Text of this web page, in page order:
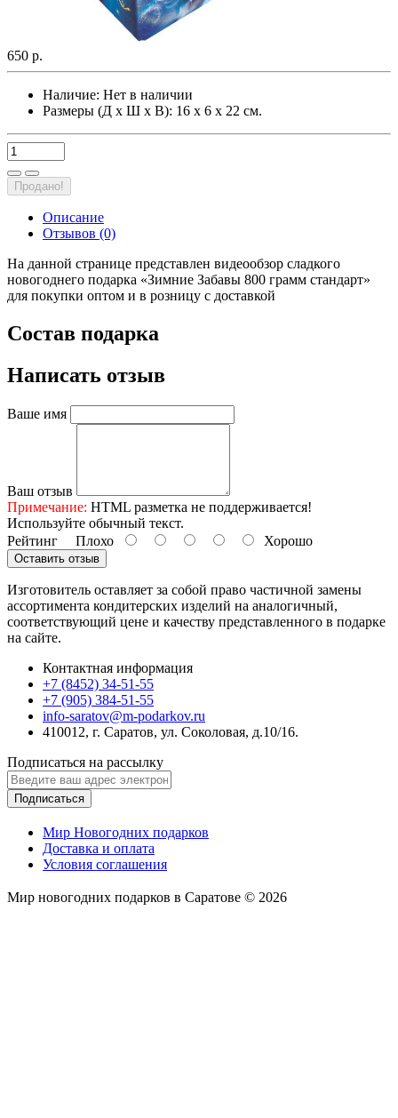
650 р.
Наличие: Нет в наличии
Размеры (Д х Ш х В): 16 х 6 х 22 см.
Продано!
Описание
Отзывов (0)
На данной странице представлен видеообзор сладкого
новогоднего подарка «Зимние Забавы 800 грамм стандарт»
для покупки оптом и в розницу с доставкой
Состав подарка
Написать отзыв
Ваше имя
Ваш отзыв
Примечание: HTML разметка не поддерживается!
Используйте обычный текст.
Рейтинг Плохо Хорошо
Оставить отзыв
Изготовитель оставляет за собой право частичной замены
ассортимента кондитерских изделий на аналогичный,
соответствующий цене и качеству представленного в подарке
на сайте.
Контактная информация
+7 (8452) 34-51-55
+7 (905) 384-51-55
info-saratov@m-podarkov.ru
410012, г. Саратов, ул. Соколовая, д.10/16.
Подписаться на рассылку
Подписаться
Мир Новогодних подарков
Доставка и оплата
Условия соглашения
Мир новогодних подарков в Саратове © 2026